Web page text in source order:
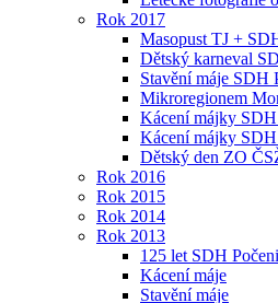
Rok 2017
Masopust TJ +
Dětský karneval
Stavění máje SDH
Mikroregionem
Kácení májky SDH
Kácení májky SDH
Dětský den ZO
Rok 2016
Rok 2015
Rok 2014
Rok 2013
125 let SDH
Kácení máje
Stavění máje